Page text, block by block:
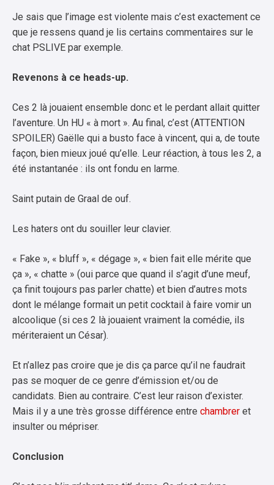
Je sais que l’image est violente mais c’est exactement ce
que je ressens quand je lis certains commentaires sur le
chat PSLIVE par exemple.
Revenons à ce heads-up.
Ces 2 là jouaient ensemble donc et le perdant allait quitter
l’aventure. Un HU « à mort ». Au final, c’est (ATTENTION
SPOILER) Gaëlle qui a busto face à vincent, qui a, de toute
façon, bien mieux joué qu’elle. Leur réaction, à tous les 2, a
été instantanée : ils ont fondu en larme.
Saint putain de Graal de ouf.
Les haters ont du souiller leur clavier.
« Fake », « bluff », « dégage », « bien fait elle mérite que
ça », « chatte » (oui parce que quand il s’agit d’une meuf,
ça finit toujours pas parler chatte) et bien d’autres mots
dont le mélange formait un petit cocktail à faire vomir un
alcoolique (si ces 2 là jouaient vraiment la comédie, ils
mériteraient un César).
Et n’allez pas croire que je dis ça parce qu’il ne faudrait
pas se moquer de ce genre d’émission et/ou de
candidats. Bien au contraire. C’est leur raison d’exister.
Mais il y a une très grosse différence entre chambrer et
insulter ou mépriser.
Conclusion